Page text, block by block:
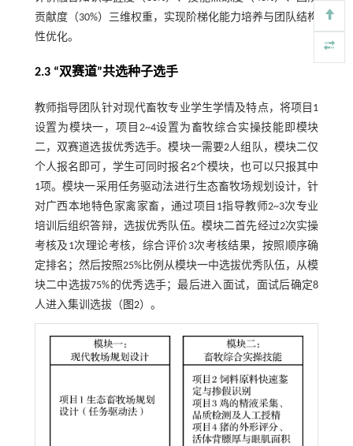
贡献度（30%）三维权重，实现阶梯化能力培养与团队结构
性优化。
2.3 “双赛道”共选种子选手
教师指导团队针对现代畜牧专业学生学情及特点，将项目1
设置为模块一，项目2~4设置为畜牧综合实操技能即模块
二，双赛道选拔优秀选手。模块一需要2人组队，模块二仅
个人报名即可，学生可同时报名2个模块，也可以只报其中
1项。模块一采用任务驱动法进行生态畜牧场规划设计，针
对广西本地特色家禽家畜，通过项目1指导教师2~3次专业
培训后组织答辩，选拔优秀队伍。模块二首先经过2次实操
考核及1次理论考核，综合评价3次考核结果，按照顺序确
定排名；然后按照25%比例从模块一中选拔优秀队伍，从模
块二中选拔75%的优秀选手；最后进入面试，面试后确定8
人进入集训选拔（ 图2）。